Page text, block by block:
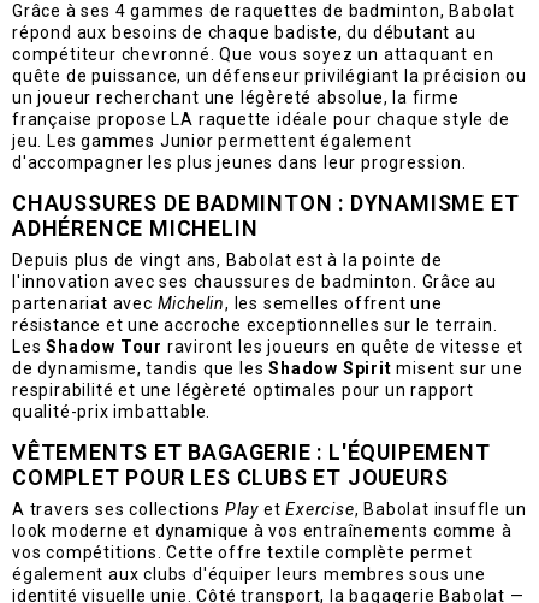
Grâce à ses 4 gammes de raquettes de badminton, Babolat
répond aux besoins de chaque badiste, du débutant au
compétiteur chevronné. Que vous soyez un attaquant en
quête de puissance, un défenseur privilégiant la précision ou
un joueur recherchant une légèreté absolue, la firme
française propose LA raquette idéale pour chaque style de
jeu. Les gammes Junior permettent également
d'accompagner les plus jeunes dans leur progression.
CHAUSSURES DE BADMINTON : DYNAMISME ET
ADHÉRENCE MICHELIN
Depuis plus de vingt ans, Babolat est à la pointe de
l'innovation avec ses chaussures de badminton. Grâce au
partenariat avec Michelin, les semelles offrent une
résistance et une accroche exceptionnelles sur le terrain.
LesShadow Tour raviront les joueurs en quête de vitesse et
de dynamisme, tandis que lesShadow Spirit misent sur une
respirabilité et une légèreté optimales pour un rapport
qualité-prix imbattable.
VÊTEMENTS ET BAGAGERIE : L'ÉQUIPEMENT
COMPLET POUR LES CLUBS ET JOUEURS
A travers ses collections Play etExercise, Babolat insuffle un
look moderne et dynamique à vos entraînements comme à
vos compétitions. Cette offre textile complète permet
également aux clubs d'équiper leurs membres sous une
identité visuelle unie. Côté transport, la bagagerie Babolat —